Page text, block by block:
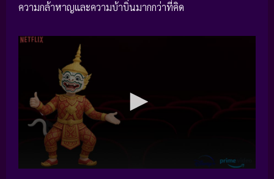
ความกล้าหาญและความบ้าบิ่นมากกว่าที่คิด